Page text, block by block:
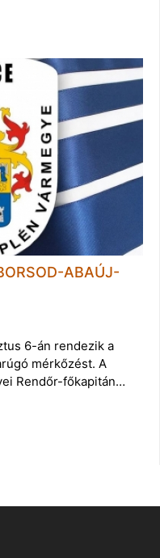
ABAÚJ-
6-án rendezik a
mérkőzést. A
Rendőr-főkapitán…